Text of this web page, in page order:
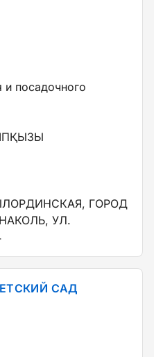
посадочного
ГОРОД
УЛ.
САД